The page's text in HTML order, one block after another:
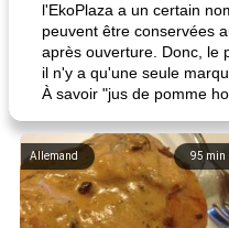
l'EkoPlaza a un certain
peuvent être conservées
après ouverture. Donc, le
il n'y a qu'une seule
À savoir "jus de pomme
95 min
Allemand